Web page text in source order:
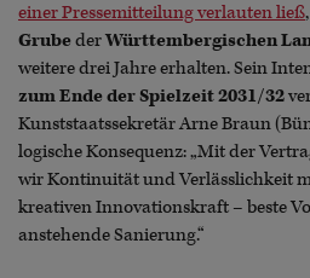
einer Pressemitteilung verlauten ließ
GrubederWürttembergischen
weitere drei Jahre erhalten. Sein
zum Ende der Spielzeit 2031/32
Kunststaatssekretär Arne Braun
logische Konsequenz: „Mit der
wir Kontinuität und Verlässlichkeit
kreativen Innovationskraft – beste
anstehende Sanierung.“